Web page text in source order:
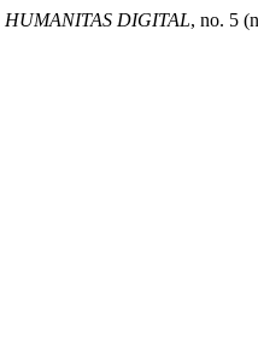
HUMANITAS DIGITAL, no. 5